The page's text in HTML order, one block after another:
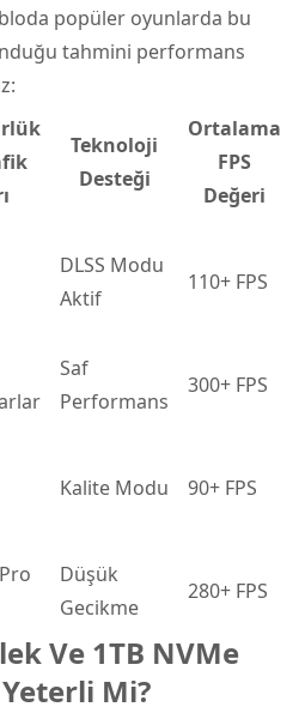
popüler oyunlarda bu
tahmini performans
Teknoloji
Desteği
Ortalama
FPS
Değeri
DLSS Modu
Aktif
110+ FPS
Saf
Performans
300+ FPS
Kalite Modu 90+ FPS
Düşük
Gecikme
280+ FPS
Ve 1TB NVMe
Mi?